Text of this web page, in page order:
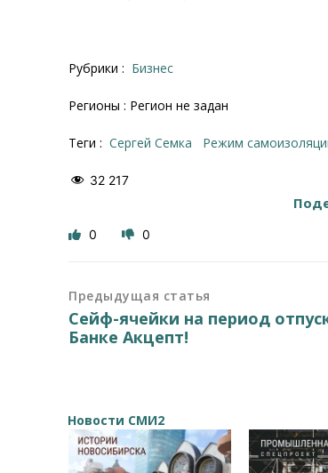
Рубрики : Бизнес
Регионы : Регион не задан
Теги : Сергей Семка режим
32 217
0 0
Предыдущая статья
Сейф-ячейки на период
Банке Акцепт!
Новости СМИ2